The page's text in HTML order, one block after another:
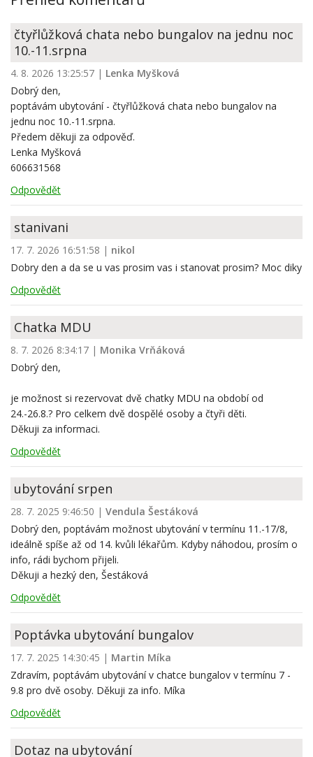
čtyřlůžková chata nebo bungalov na jednu noc
10.-11.srpna
4. 8. 2026 13:25:57 | Lenka Myšková
Dobrý den,
poptávám ubytování - čtyřlůžková chata nebo bungalov na
jednu noc 10.-11.srpna.
Předem děkuji za odpověď.
Lenka Myšková
606631568
Odpovědět
stanivani
17. 7. 2026 16:51:58 | nikol
Dobry den a da se u vas prosim vas i stanovat prosim? Moc diky
Odpovědět
Chatka MDU
8. 7. 2026 8:34:17 | Monika Vrňáková
Dobrý den,
je možnost si rezervovat dvě chatky MDU na období od
24.-26.8.? Pro celkem dvě dospělé osoby a čtyři děti.
Děkuji za informaci.
Odpovědět
ubytování srpen
28. 7. 2025 9:46:50 | Vendula Šestáková
Dobrý den, poptávám možnost ubytování v termínu 11.-17/8,
ideálně spíše až od 14. kvůli lékařům. Kdyby náhodou, prosím o
info, rádi bychom přijeli.
Děkuji a hezký den, Šestáková
Odpovědět
Poptávka ubytování bungalov
17. 7. 2025 14:30:45 | Martin Míka
Zdravím, poptávám ubytování v chatce bungalov v termínu 7 -
9.8 pro dvě osoby. Děkuji za info. Míka
Odpovědět
Dotaz na ubytování